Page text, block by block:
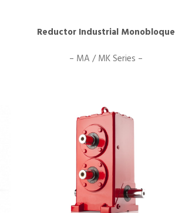
Reductor Industrial Monobloque
– MA / MK Series –